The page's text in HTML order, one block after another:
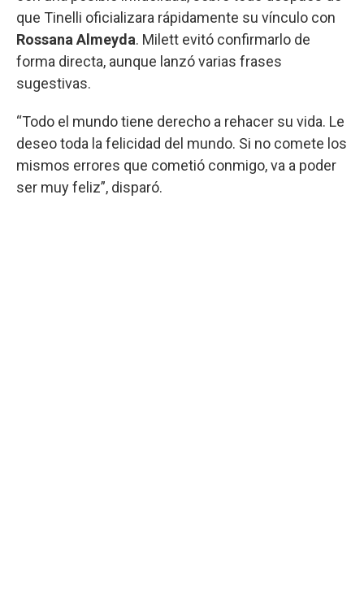
que Tinelli oficializara rápidamente su vínculo con
Rossana Almeyda. Milett evitó confirmarlo de
forma directa, aunque lanzó varias frases
sugestivas.
“Todo el mundo tiene derecho a rehacer su vida. Le
deseo toda la felicidad del mundo. Si no comete los
mismos errores que cometió conmigo, va a poder
ser muy feliz”, disparó.